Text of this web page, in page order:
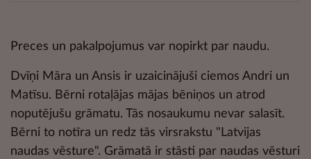
Preces un pakalpojumus var nopirkt par naudu.
Dvīņi Māra un Ansis ir uzaicinājuši ciemos Andri un
Matīsu. Bērni rotaļājas mājas bēniņos un atrod
noputējušu grāmatu. Tās nosaukumu nevar salasīt.
Bērni to notīra un redz tās virsrakstu "Latvijas
naudas vēsture". Grāmatā ir stāsti par naudas vēsturi